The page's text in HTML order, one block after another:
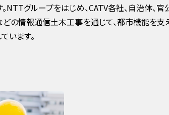
NTTグループをはじめ、CATV各社、⾃治体
の情報通信⼟⽊⼯事を通じて、都市機能を
います。